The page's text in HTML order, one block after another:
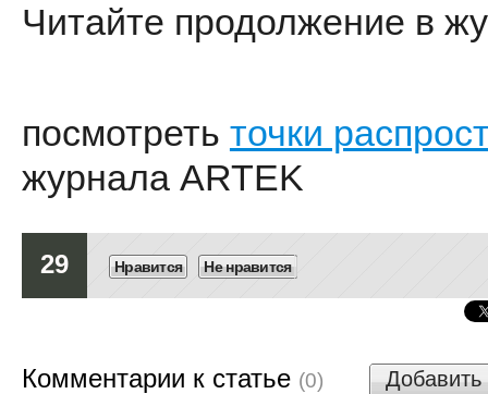
Читайте продолжение в
посмотреть точки
журнала ARTEK
29 Нравится Не нравится
Комментарии к статье (0)